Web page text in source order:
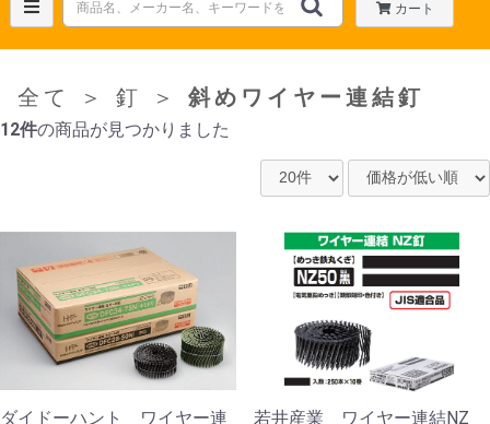
カート
全て ＞ 釘 ＞ 斜めワイヤー連結釘
12件の商品が見つかりました
ダイドーハント ワイヤー連
若井産業 ワイヤー連結NZ